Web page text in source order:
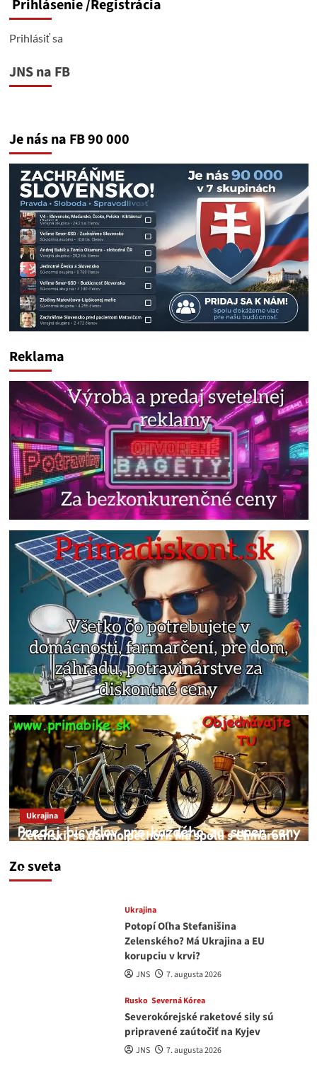
UA
Prihlásenie/Registrácia
Prihlásiť sa
JNS na FB
Je nás na FB 90 000
Reklama
Zo sveta
Ukrajina
Zelenskij sa darmo pechorí. Má spolu s Chmarom
medvedar
Ukrajina
Potopí Oľha Stefanišina
Zelenského? Má Ukrajina a EU
korupciu v krvi?
JNS 7. augusta 2026
Rusko Severná Kórea
Severokórejské raketové sily sú
pripravené zaútočiť na Kyjev
JNS 7. augusta 2026